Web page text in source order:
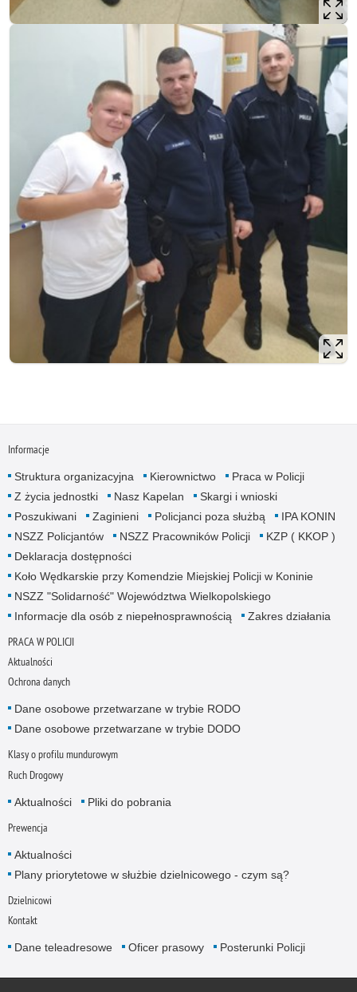
Informacje
Struktura organizacyjna Kierownictwo
Praca w Policji
Z życia jednostki
Nasz Kapelan
Skargi i wnioski
Poszukiwani
Zaginieni Policjanci poza służbą
IPA KONIN
NSZZ Policjantów
NSZZ Pracowników Policji
KZP ( KKOP )
Deklaracja dostępności
Koło Wędkarskie przy Komendzie Miejskiej Policji w Koninie
NSZZ "Solidarność" Województwa Wielkopolskiego
Informacje dla osób z niepełnosprawnością
Zakres działania
PRACA W POLICJI
Aktualności
Ochrona danych
Dane osobowe przetwarzane w trybie RODO
Dane osobowe przetwarzane w trybie DODO
Klasy o profilu mundurowym
Ruch Drogowy
Aktualności Pliki do pobrania
Prewencja
Aktualności
Plany priorytetowe w służbie dzielnicowego - czym są?
Dzielnicowi
Kontakt
Dane teleadresowe Oficer prasowy Posterunki Policji